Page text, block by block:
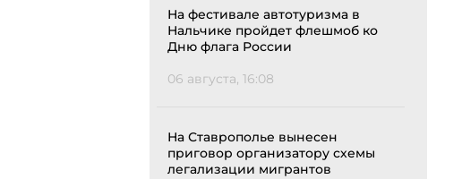
На фестивале автотуризма в
Нальчике пройдет флешмоб ко
Дню флага России
06 августа, 16:08
На Ставрополье вынесен
приговор организатору схемы
легализации мигрантов